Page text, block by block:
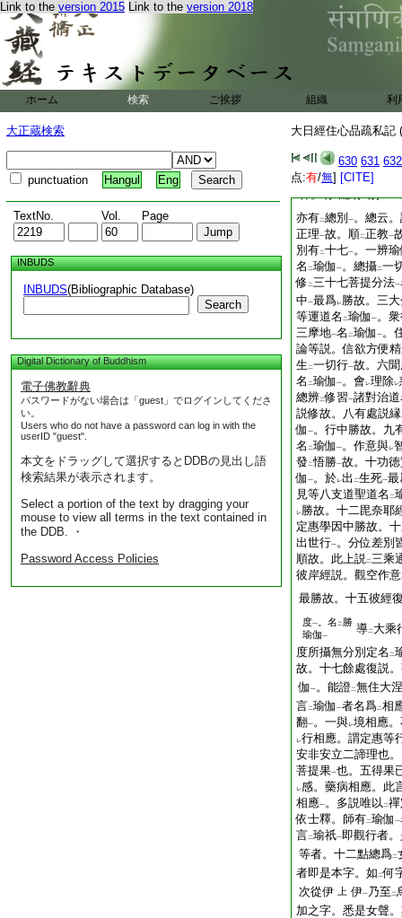
Link to the version 2015 Link to the version 2018
ホーム 検索 ご挨拶 組織 利
大正蔵検索
punctuation Hangul Eng
TextNo. Vol. Page
INBUDS
INBUDS(Bibliographic Database)
Search
Digital Dictionary of Buddhism
電子佛教辭典
パスワードがない場合は「guest」でログインしてくださ
い。
Users who do not have a password can log in with the
userID "guest".
本文をドラッグして選択するとDDBの見出し語
検索結果が表示されます。
Select a portion of the text by dragging your
mouse to view all terms in the text contained in
the DDB. ・
Password Access Policies
大日經住心品疏私記
630 631 632
点:有/無] [CITE]
。故置二本音一
名云 相應
。
行果等所有諸法皆名
故。此
依 十度 後得智
二善巧故。唯以二
別
依 釋下文 。以 作
意一 復於 レ此證達故
洞融並不レ乖故。按
釋。有 總有 別
亦有二總別 一。總云
正理一故。順二正教一
別有二十七一。一辨
名 二瑜伽 一。總攝二一
修 二三十七菩提分法一
中一最爲レ勝故。三
等運道名 二瑜伽 一。
三摩地一名 二瑜伽 一。
論等説。信欲方便
生 二一切行一故。六
名 二瑜伽 一。會レ理除レ
總辨二修習一諸對治
説修故。八有處説縁
伽 一。行中勝故。九
名 二瑜伽 一。作意與レ
發 二悟勝一故。十功
伽 一。於レ出 二生死一最
見等八支道聖道名 二
レ勝故。十二毘奈耶
定惠學因中勝故。
出世行一。分位差別
順故。此上説二三乘
彼岸經説。觀空作
最勝故。十五彼經
度一 。名 二 勝
瑜伽一
導二 大乘
度所攝無分別定名 二
故。十七餘處復説
伽 一。能證二無住大
言二瑜伽 一者名爲二相
翻一。一與レ境相應
レ行相應。謂定惠等
安非安立二諦理也
菩提果一也。五得果
レ感。藥病相應。此
相應一。多説唯以 二
依士釋。師有二瑜伽 一
言二瑜祇一即觀行者
等者。十二點總爲二
者即是本字。如 二何
次從伊
上 伊一 乃至 二
加之字。悉是女聲